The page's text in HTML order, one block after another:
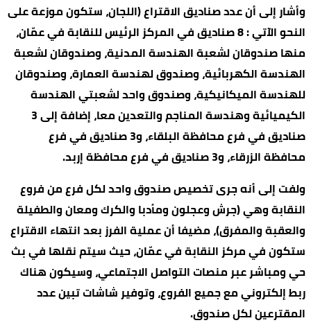
وأشار إلى أن عدد صناديق الاقتراع (اللجان، ستكون موزعة على
النحو الآتي : 8 صناديق في المركز الرئيس للنقابة في عمّان،
منها صندوقان لشعبة الهندسة المدنية، وصندوقان لشعبة
الهندسة الكهربائية، وصندوق لهندسة العمارة، وصندوقان
للهندسة الميكانيكية، وصندوق واحد لشعبتي الهندسة
الكيميائية وهندسة المناجم والتعدين معا، إضافة إلى 3
صناديق في فرع محافظة البلقاء، و3 صناديق في فرع
محافظة الزرقاء، و3 صناديق في فرع محافظة إربد.
ولفت إلى أنه جرى تخصيص صندوق واحد لكل فرع من فروع
النقابة وهي (جرش وعجلون ومأدبا والكرك ومعان والطفيلة
والعقبة والمفرق)، مضيفا أن عملية الفرز بعد انتهاء الاقتراع
ستكون في مركز النقابة في عمّان، حيث سيتم نقلها في بث
حي ومباشر عبر منصات التواصل الاجتماعي، وسيكون هناك
ربط إلكتروني مع جميع الفروع، وتوفير شاشات تبين عدد
المقترعين لكل صندوق.